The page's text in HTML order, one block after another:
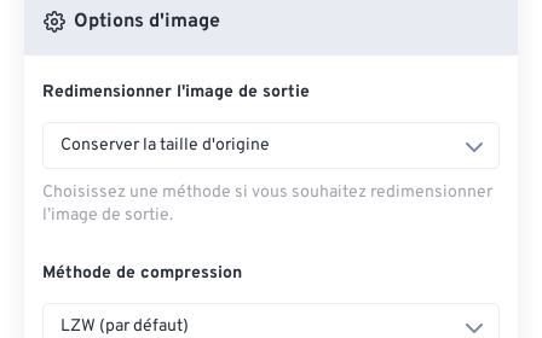
Depuis OneDrive
Depuis l'URL
Options d'image
Redimensionner l'image de sortie
Conserver la taille d'origine
Choisissez une méthode si vous souhaitez redimensionner
l’image de sortie.
Méthode de compression
LZW (par défaut)